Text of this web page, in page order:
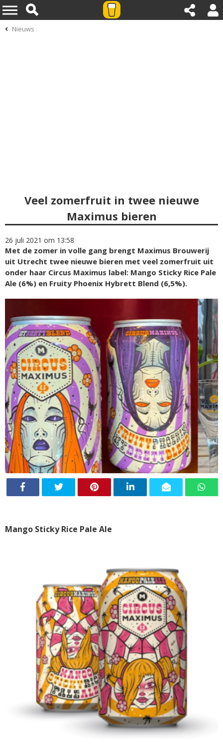
Nieuws
Veel zomerfruit in twee nieuwe
Maximus bieren
26 juli 2021 om 13:58
Met de zomer in volle gang brengt Maximus Brouwerij
uit Utrecht twee nieuwe bieren met veel zomerfruit uit
onder haar Circus Maximus label: Mango Sticky Rice Pale
Ale (6%) en Fruity Phoenix Hybrett Blend (6,5%).
Mango Sticky Rice Pale Ale